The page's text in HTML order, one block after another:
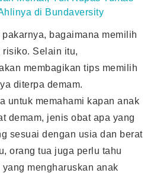
di Bundaversity
bagaimana memilih
risiko. Selain itu,
membagikan tips memilih
diterpa demam.
untuk memahami kapan anak
demam, jenis obat apa yang
sesuai dengan usia dan berat
orang tua juga perlu tahu
mengharuskan anak